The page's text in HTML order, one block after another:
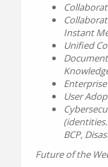
Instant
Unified
Enterprise
User
BCP,
Future of the